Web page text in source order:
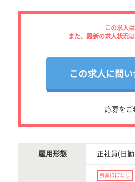
この求人
また、最新の求人状況
この求人に問
応募をご
雇用形態 正社員(日
残業ほぼなし